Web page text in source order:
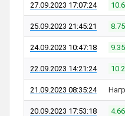
27.09.2023 17:07:24
25.09.2023 21:45:21
24.09.2023 10:47:18
22.09.2023 14:21:24
21.09.2023 08:35:24
20.09.2023 17:53:18